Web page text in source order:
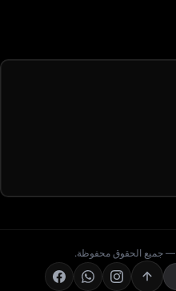
— جميع الحقوق محفوظة.